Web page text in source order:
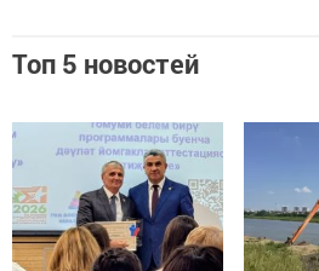
Топ 5 новостей